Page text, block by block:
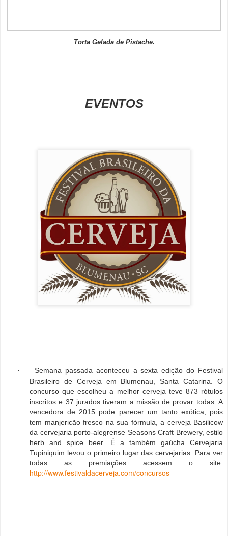
Torta Gelada de Pistache.
EVENTOS
·
Semana passada aconteceu a sexta edição do Festival
Brasileiro de Cerveja em Blumenau, Santa Catarina. O
concurso que escolheu a melhor cerveja teve 873 rótulos
inscritos e 37 jurados tiveram a missão de provar todas. A
vencedora de 2015 pode parecer um tanto exótica, pois
tem manjericão fresco na sua fórmula, a cerveja Basilicow
da cervejaria porto-alegrense Seasons Craft Brewery, estilo
herb and spice beer. É a também gaúcha Cervejaria
Tupiniquim levou o primeiro lugar das cervejarias. Para ver
todas as premiações acessem o site:
http://www.festivaldacerveja.com/concursos